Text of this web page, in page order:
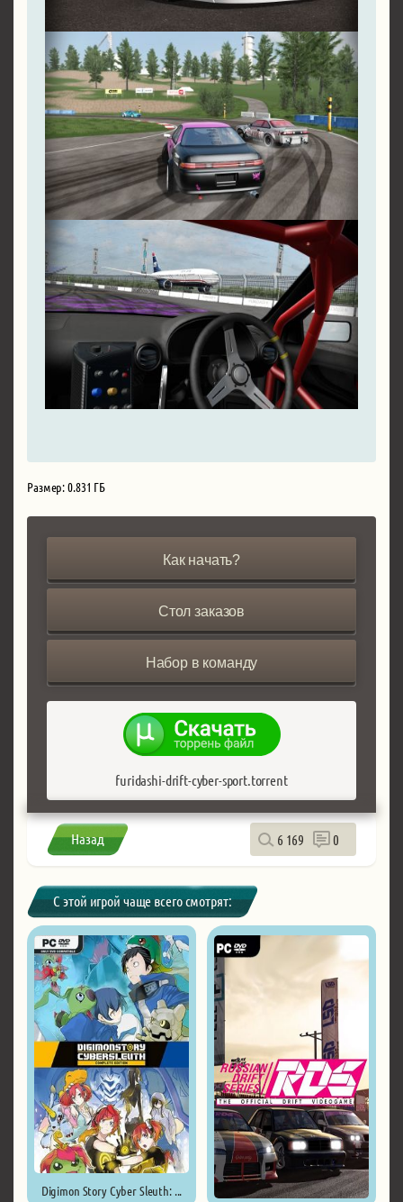
Размер: 0.831 ГБ
Как начать?
Стол заказов
Набор в команду
furidashi-drift-cyber-sport.torrent
Назад 6 169 0
С этой игрой чаще всего смотрят:
Digimon Story Cyber Sleuth: ...